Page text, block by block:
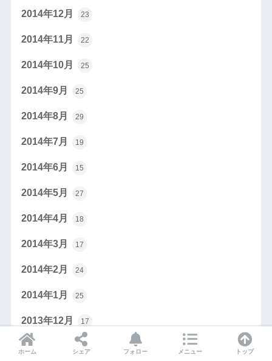
2014年12月 23
2014年11月 22
2014年10月 25
2014年9月 25
2014年8月 29
2014年7月 19
2014年6月 15
2014年5月 27
2014年4月 18
2014年3月 17
2014年2月 24
2014年1月 25
2013年12月 17
2013年11月 24
ホーム シェア フォロー メニュー トップ